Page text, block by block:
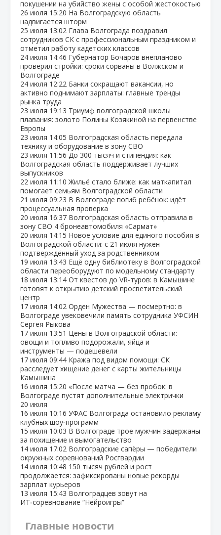
покушении на убийство жены с особой жестокостью
26 июля 15:20 На Волгоградскую область
надвигается шторм
25 июля 13:02 Глава Волгограда поздравил
сотрудников СК с профессиональным праздником и
отметил работу кадетских классов
24 июля 14:46 Губернатор Бочаров внепланово
проверил стройки: сроки сорваны в Волжском и
Волгограде
24 июля 12:22 Банки сокращают вакансии, но
активно поднимают зарплаты: главные тренды
рынка труда
23 июля 19:13 Триумф волгоградской школы
плавания: золото Полины Козякиной на первенстве
Европы
23 июля 14:05 Волгоградская область передала
технику и оборудование в зону СВО
23 июля 11:56 До 300 тысяч и стипендия: как
Волгоградская область поддерживает лучших
выпускников
22 июля 11:10 Жильё стало ближе: как маткапитал
помогает семьям Волгоградской области
21 июля 09:23 В Волгограде погиб ребёнок: идёт
процессуальная проверка
20 июля 16:37 Волгоградская область отправила в
зону СВО 4 бронеавтомобиля «Сармат»
20 июля 14:15 Новое условие для единого пособия в
Волгоградской области: с 21 июля нужен
подтверждённый уход за родственником
19 июля 13:43 Ещё одну библиотеку в Волгоградской
области переоборудуют по модельному стандарту
18 июля 13:14 От квестов до VR‑туров: в Камышине
готовят к открытию детский просветительский
центр
17 июля 14:02 Орден Мужества — посмертно: в
Волгограде увековечили память сотрудника УФСИН
Сергея Рыкова
17 июля 13:51 Цены в Волгоградской области:
овощи и топливо подорожали, яйца и
инструменты — подешевели
17 июля 09:44 Кража под видом помощи: СК
расследует хищение денег с карты жительницы
Камышина
16 июля 15:20 «После матча — без пробок: в
Волгограде пустят дополнительные электрички
20 июля
16 июля 10:16 УФАС Волгограда остановило рекламу
клубных шоу‑программ
15 июля 10:03 В Волгограде трое мужчин задержаны
за похищение и вымогательство
14 июля 17:02 Волгоградские сапёры — победители
окружных соревнований Росгвардии
14 июля 10:48 150 тысяч рублей и рост
продолжается: зафиксированы новые рекорды
зарплат курьеров
13 июля 15:43 Волгоградцев зовут на
ИТ‑соревнование “Нейроигры”
Главные новости